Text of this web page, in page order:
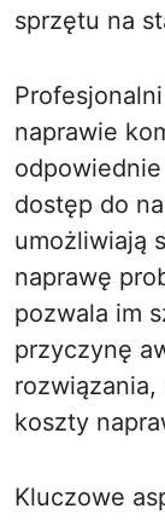
sprzętu na
naprawie
dostęp do
umożliwiają
naprawę
pozwala im
przyczynę
koszty
Kluczowe